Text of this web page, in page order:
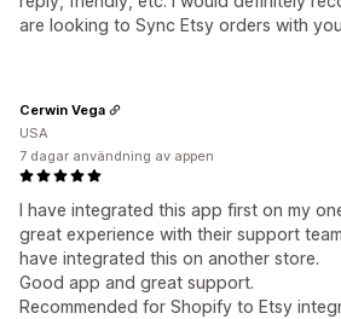
are looking to Sync Etsy orders with
I have integrated this app first on my
great experience with their support
have integrated this on another store.
Good app and great support.
Recommended for Shopify to Etsy
Cerwin Vega
USA
7 dagar användning av appen